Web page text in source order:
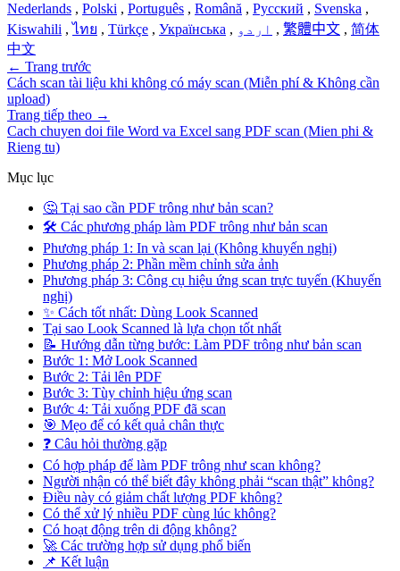
Nederlands , Polski , Português , Română , Русский , Svenska ,
Kiswahili ,ไทย , Türkçe , Українська , اردو , 繁體中文 , 简体
中文
← Trang trước
Cách scan tài liệu khi không có máy scan (Miễn phí & Không cần
upload)
Trang tiếp theo →
Cach chuyen doi file Word va Excel sang PDF scan (Mien phi &
Rieng tu)
Mục lục
🤔 Tại sao cần PDF trông như bản scan?
🛠️ Các phương pháp làm PDF trông như bản scan
Phương pháp 1: In và scan lại (Không khuyến nghị)
Phương pháp 2: Phần mềm chỉnh sửa ảnh
Phương pháp 3: Công cụ hiệu ứng scan trực tuyến (Khuyến
nghị)
✨ Cách tốt nhất: Dùng Look Scanned
Tại sao Look Scanned là lựa chọn tốt nhất
📝 Hướng dẫn từng bước: Làm PDF trông như bản scan
Bước 1: Mở Look Scanned
Bước 2: Tải lên PDF
Bước 3: Tùy chỉnh hiệu ứng scan
Bước 4: Tải xuống PDF đã scan
🎯 Mẹo để có kết quả chân thực
❓ Câu hỏi thường gặp
Có hợp pháp để làm PDF trông như scan không?
Người nhận có thể biết đây không phải “scan thật” không?
Điều này có giảm chất lượng PDF không?
Có thể xử lý nhiều PDF cùng lúc không?
Có hoạt động trên di động không?
🚀 Các trường hợp sử dụng phổ biến
📌 Kết luận